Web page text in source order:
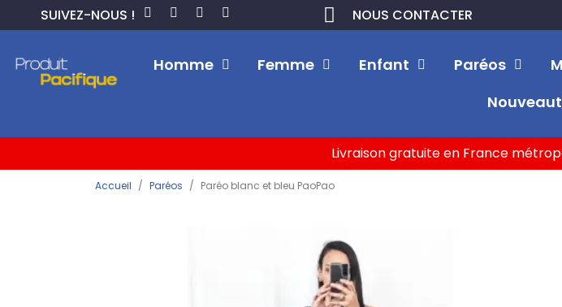
SUIVEZ-NOUS ! NOUS CONTACTER
Homme Femme Enfant Paréos
Livraison gratuite en France
Accueil Paréos Paréo blanc et bleu PaoPao